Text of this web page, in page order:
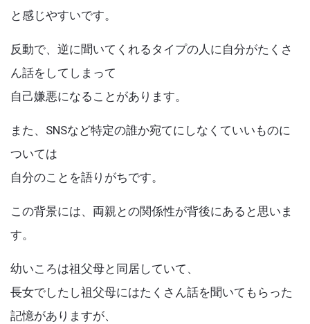
と感じやすいです。
反動で、逆に聞いてくれるタイプの人に自分がたくさ
ん話をしてしまって
自己嫌悪になることがあります。
また、SNSなど特定の誰か宛てにしなくていいものに
ついては
自分のことを語りがちです。
この背景には、両親との関係性が背後にあると思いま
す。
幼いころは祖父母と同居していて、
長女でしたし祖父母にはたくさん話を聞いてもらった
記憶がありますが、